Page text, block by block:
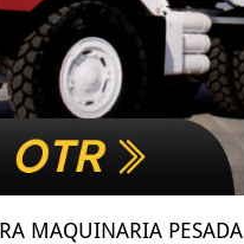
MAQUINARIA PESADA